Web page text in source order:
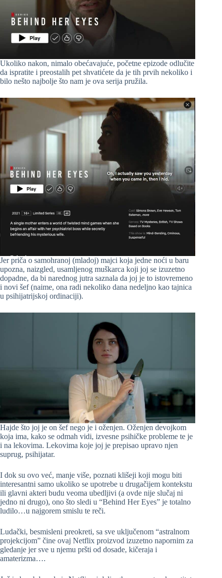
Ukoliko nakon, nimalo obećavajuće, početne epizode odlučite
da ispratite i preostalih pet shvatićete da je tih prvih nekoliko i
bilo nešto najbolje što nam je ova serija pružila.
Jer priča o samohranoj (mladoj) majci koja jedne noći u baru
upozna, naizgled, usamljenog muškarca koji joj se izuzetno
dopadne, da bi narednog jutra saznala da joj je to istovremeno
i novi šef (naime, ona radi nekoliko dana nedeljno kao tajnica
u psihijatrijskoj ordinaciji).
Hajde što joj je on šef nego je i oženjen. Oženjen devojkom
koja ima, kako se odmah vidi, izvesne psihičke probleme te je
i na lekovima. Lekovima koje joj je prepisao upravo njen
suprug, psihijatar.
I dok su ovo već, manje više, poznati klišeji koji mogu biti
interesantni samo ukoliko se upotrebe u drugačijem kontekstu
ili glavni akteri budu veoma ubedljivi (a ovde nije slučaj ni
jedno ni drugo), ono što sledi u “Behind Her Eyes” je totalno
ludilo…u najgorem smislu te reči.
Ludački, besmisleni preokreti, sa sve uključenom “astralnom
projekcijom” čine ovaj Netflix proizvod izuzetno napornim za
gledanje jer sve u njemu pršti od dosade, kičeraja i
amaterizma….